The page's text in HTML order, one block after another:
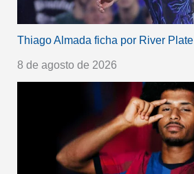
Thiago Almada ficha por River Plate
8 de agosto de 2026